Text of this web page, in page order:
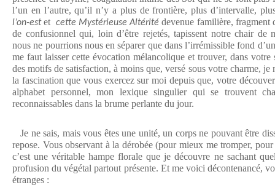
l’un en l’autre, qu’il n’y a plus de frontière, plus d’intervalle,
l’on-estet cette Mystérieuse Altérité devenue familière, fragment
de confusionnel qui, loin d’être rejetés, tapissent notre chair de
nous ne pourrions nous en séparer que dans l’irrémissible fond
me faut laisser cette évocation mélancolique et trouver, dans
des motifs de satisfaction, à moins que, versé sous votre charme, je
la fascination que vous exercez sur moi depuis que, votre
alphabet personnel, mon lexique singulier qui se trouvent
reconnaissables dans la brume perlante du jour.
Je ne sais, mais vous êtes une unité, un corps ne pouvant être
repose. Vous observant à la dérobée (pour mieux me tromper,
c’est une véritable hampe florale que je découvre ne sachant
profusion du végétal partout présente. Et me voici décontenancé,
étranges :